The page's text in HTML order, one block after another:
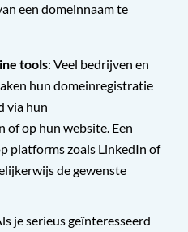
een domeinnaam te
tools: Veel bedrijven en
hun domeinregistratie
via hun
of op hun website. Een
platforms zoals LinkedIn of
de gewenste
je serieus geïnteresseerd